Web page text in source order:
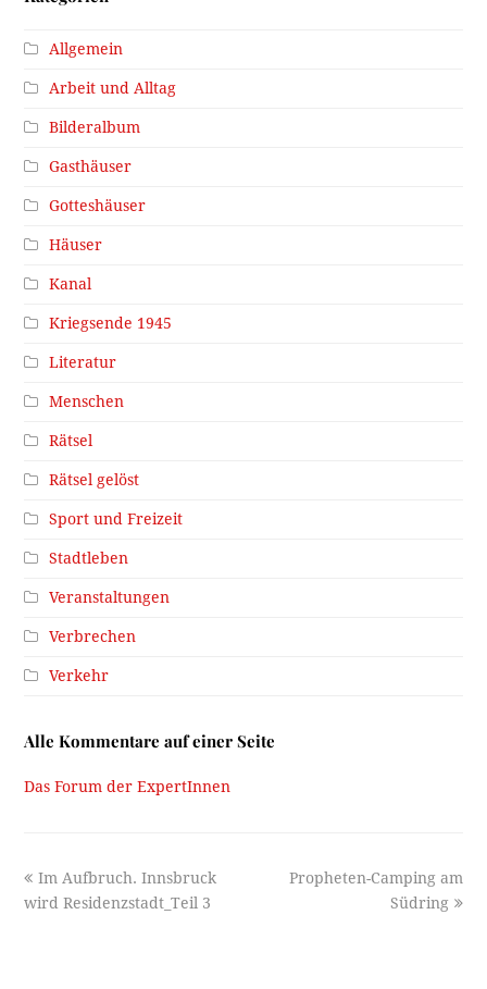
Allgemein
Arbeit und Alltag
Bilderalbum
Gasthäuser
Gotteshäuser
Häuser
Kanal
Kriegsende 1945
Literatur
Menschen
Rätsel
Rätsel gelöst
Sport und Freizeit
Stadtleben
Veranstaltungen
Verbrechen
Verkehr
Alle Kommentare auf einer Seite
Das Forum der ExpertInnen
previous
post:
Im Aufbruch. Innsbruck
wird Residenzstadt_Teil 3
next
Propheten-Camping am
Südring